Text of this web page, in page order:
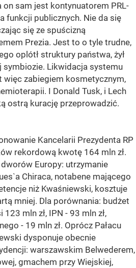
sam jest kontynuatorem PRL-
funkcji publicznych. Nie da się
się ze spuścizną
Prezia. Jest to o tyle trudne,
oplótł struktury państwa, żył
symbiozie. Likwidacja systemu
więc zabiegiem kosmetycznym,
I Donald Tusk, i Lech
ostrą kurację przeprowadzić.
Kancelarii Prezydenta RP
rekordową kwotę 164 mln zł.
Europy: utrzymanie
Chiraca, notabene mającego
niż Kwaśniewski, kosztuje
mniej. Dla porównania: budżet
mln zł, IPN - 93 mln zł,
- 19 mln zł. Oprócz Pałacu
dysponuje obecnie
warszawskim Belwederem,
gmachem przy Wiejskiej,